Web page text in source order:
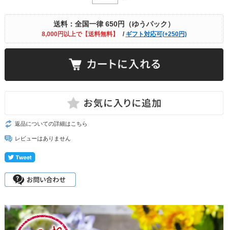
送料：全国一律 650円（ゆうパック）
8,000円以上で【送料無料】 / ギフト対応可(+250円)
返品についての詳細はこちら
レビューはありません